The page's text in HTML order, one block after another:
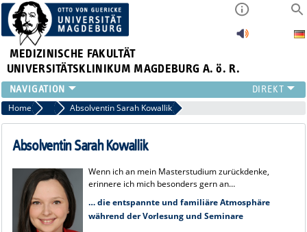
MEDIZINISCHE FAKULTÄT
UNIVERSITÄTSKLINIKUM MAGDEBURG A. ö. R.
INSTITUTE
KLINIKEN
ZENTRALE EINRICHTUNGEN
PRESSE
ÜBER UNS
INTERNATIONAL
INTRANET
Home Jahrgang 2016
Absolventin Sarah Kowallik
Absolventin Sarah Kowallik
Wenn ich an mein Masterstudium zurückdenke,
erinnere ich mich besonders gern an…
…die entspannte und familiäre Atmosphäre
während der Vorlesung und Seminare